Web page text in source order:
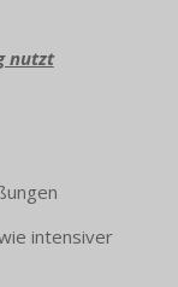
nutzt
intensiver